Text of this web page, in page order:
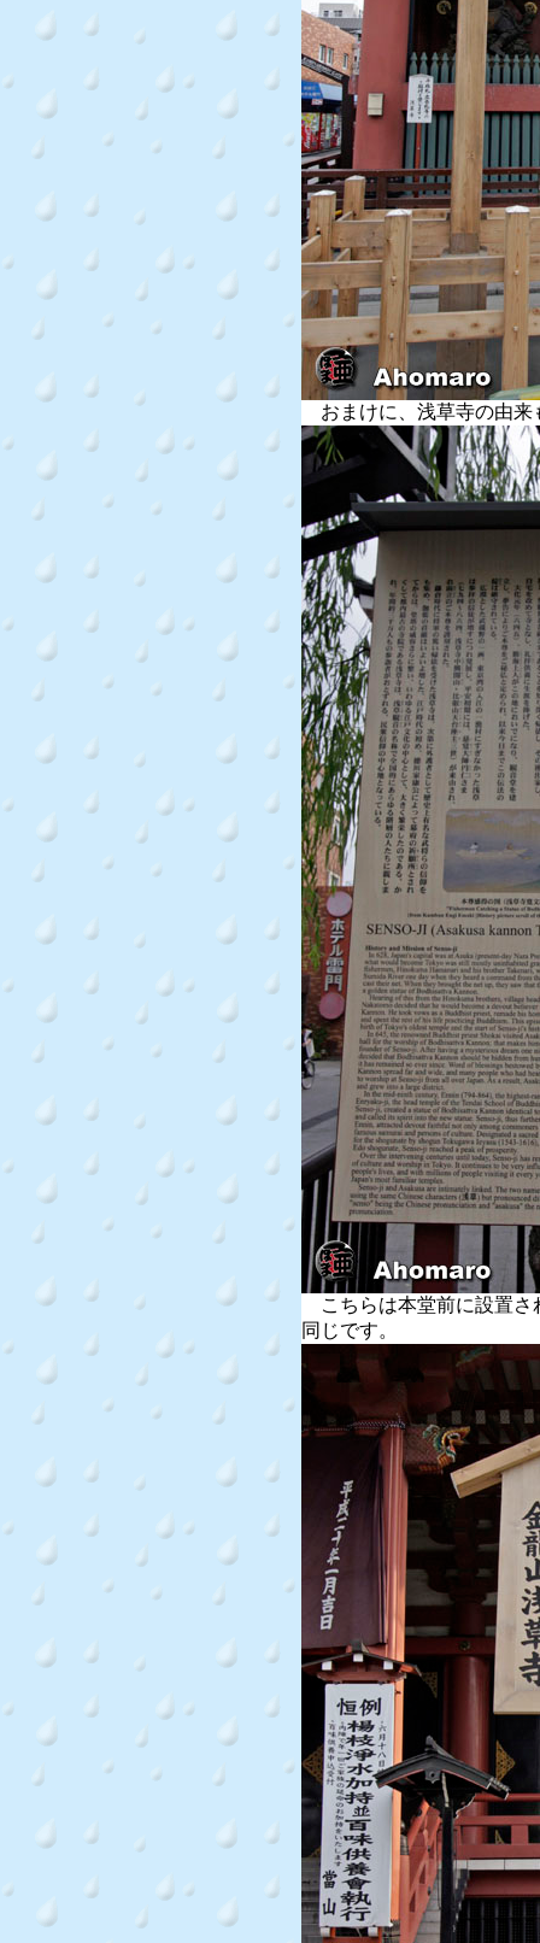
おまけに、浅草寺の由来
こちらは本堂前に設置さ
同じです。